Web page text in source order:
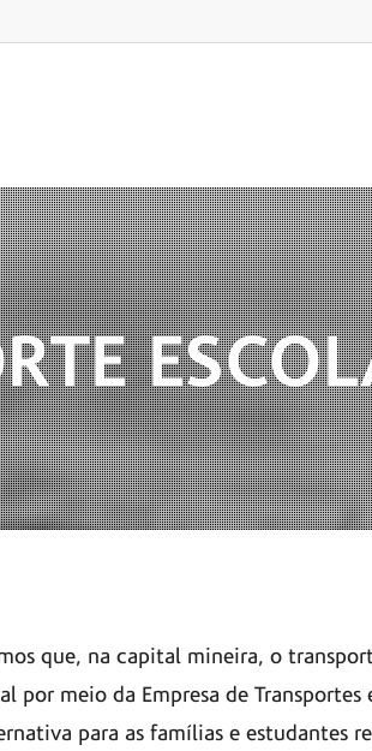
que, na capital mineira, o
por meio da Empresa de Transportes
para as famílias e estudantes